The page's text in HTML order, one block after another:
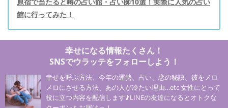
館に行ってみた！
幸せになる情報たくさん！
SNSでウラッテをフォローしよう！
幸せを呼ぶ方法、今年の運勢、占い、恋の秘訣、彼をメロ
メロにさせる方法、あの人が冷たい理由…etc 女性にとって
役に立つ内容を配信します♪LINEの友達になるとオトクな